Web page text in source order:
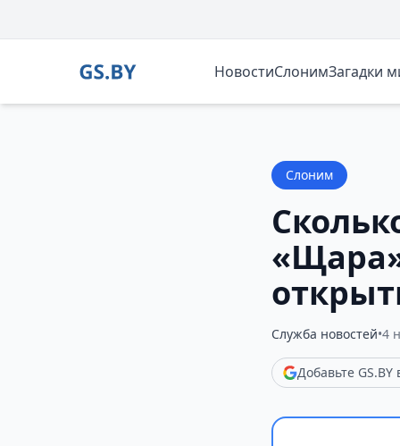
НовостиСлонимЗагадки
Слоним
Служба новостей•4
Добавьте